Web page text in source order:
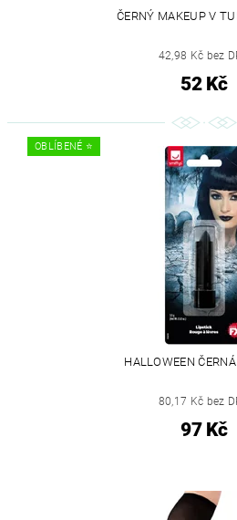
ČERNÝ MAKEUP V
42,98 Kč bez
52 Kč
OBLÍBENÉ ⭐️
HALLOWEEN
80,17 Kč bez
97 Kč